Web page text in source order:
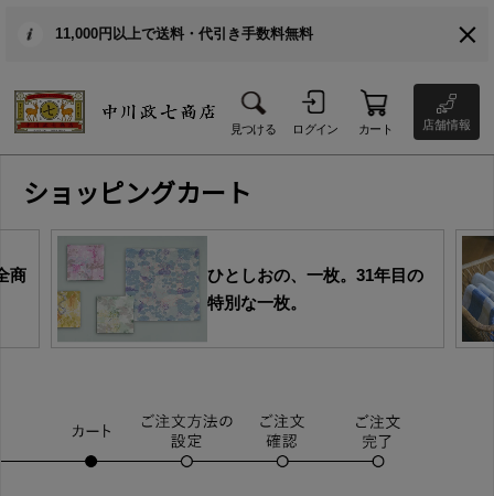
11,000円以上で送料・代引き手数料無料
見つける ログイン カート 店舗情報
ショッピングカート
商
ひとしおの、一枚。31年目の
特別な一枚。